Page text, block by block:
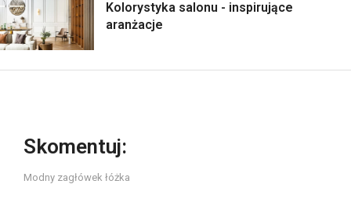
Kolorystyka salonu - inspirujące
aranżacje
Skomentuj:
Modny zagłówek łóżka